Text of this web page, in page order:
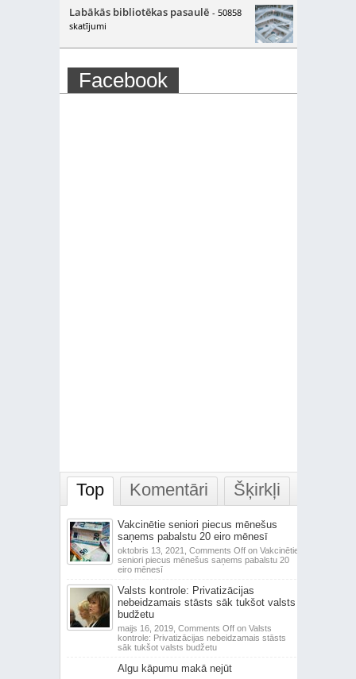
Labākās bibliotēkas pasaulē - 50858
skatījumi
Facebook
Top Komentāri Šķirkļi
Vakcinētie seniori piecus mēnešus
saņems pabalstu 20 eiro mēnesī
oktobris 13, 2021, Comments Offon Vakcinētie
seniori piecus mēnešus saņems pabalstu 20
eiro mēnesī
Valsts kontrole: Privatizācijas
nebeidzamais stāsts sāk tukšot valsts
budžetu
maijs 16, 2019, Comments Offon Valsts
kontrole: Privatizācijas nebeidzamais stāsts
sāk tukšot valsts budžetu
Algu kāpumu makā nejūt